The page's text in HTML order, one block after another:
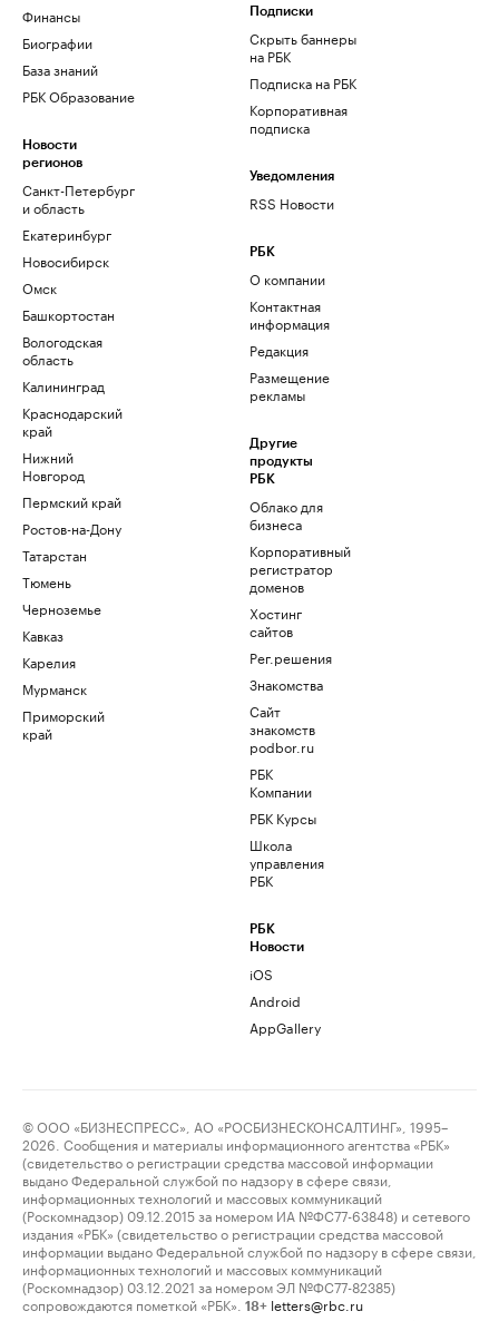
Финансы
Биографии
База знаний
РБК Образование
Новости
регионов
Санкт-Петербург
и область
Екатеринбург
Новосибирск
Омск
Башкортостан
Вологодская
область
Калининград
Краснодарский
край
Нижний
Новгород
Пермский край
Ростов-на-Дону
Татарстан
Тюмень
Черноземье
Кавказ
Карелия
Мурманск
Приморский
край
Подписки
Скрыть баннеры
на РБК
Подписка на РБК
Корпоративная
подписка
Уведомления
RSS Новости
РБК
О компании
Контактная
информация
Редакция
Размещение
рекламы
Другие
продукты
РБК
Облако для
бизнеса
Корпоративный
регистратор
доменов
Хостинг
сайтов
Рег.решения
Знакомства
Сайт
знакомств
podbor.ru
РБК
Компании
РБК Курсы
Школа
управления
РБК
РБК
Новости
iOS
Android
AppGallery
© ООО «БИЗНЕСПРЕСС», АО «РОСБИЗНЕСКОНСАЛТИНГ», 1995–
2026. Сообщения и материалы информационного агентства «РБК»
(свидетельство о регистрации средства массовой информации
выдано Федеральной службой по надзору в сфере связи,
информационных технологий и массовых коммуникаций
(Роскомнадзор) 09.12.2015 за номером ИА №ФС77-63848) и сетевого
издания «РБК» (свидетельство о регистрации средства массовой
информации выдано Федеральной службой по надзору в сфере связи,
информационных технологий и массовых коммуникаций
(Роскомнадзор) 03.12.2021 за номером ЭЛ №ФС77-82385)
сопровождаются пометкой «РБК».
18+ letters@rbc.ru